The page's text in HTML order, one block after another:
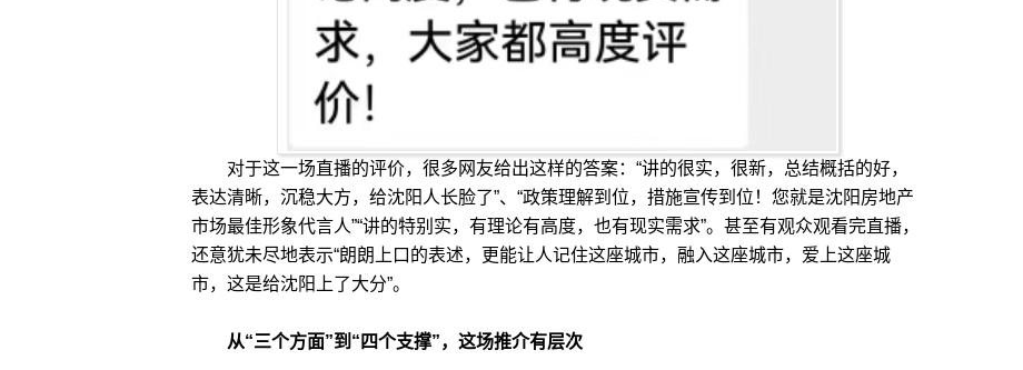
对于这一场直播的评价，很多网友给出这样的答案：“讲的很实，很新，总结概括的好，
表达清晰，沉稳大方，给沈阳人长脸了”、“政策理解到位，措施宣传到位！您就是沈阳房地产
市场最佳形象代言人”“讲的特别实，有理论有高度，也有现实需求”。甚至有观众观看完直播，
还意犹未尽地表示“朗朗上口的表述，更能让人记住这座城市，融入这座城市，爱上这座城
市，这是给沈阳上了大分”。
从“三个方面”到“四个支撑”，这场推介有层次